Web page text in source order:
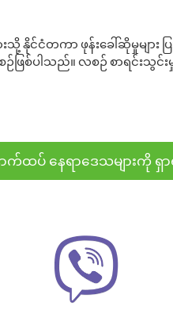
ားသို့ နိုင်ငံတကာ ဖုန်းခေါ်ဆိုမှုမ
စ်ပါသည်။ လစဉ် စာရင်းသွင်
က်ထပ် နေရာဒေသများကို ရှာ